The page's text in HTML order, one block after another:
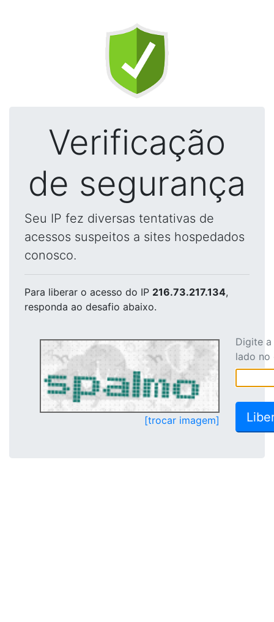
Verificação
de segurança
Seu IP fez diversas tentativas de
acessos suspeitos a sites hospedados
conosco.
Para liberar o acesso do IP 216.73.217.134,
responda ao desafio abaixo.
[trocar imagem]
Digite
lado no